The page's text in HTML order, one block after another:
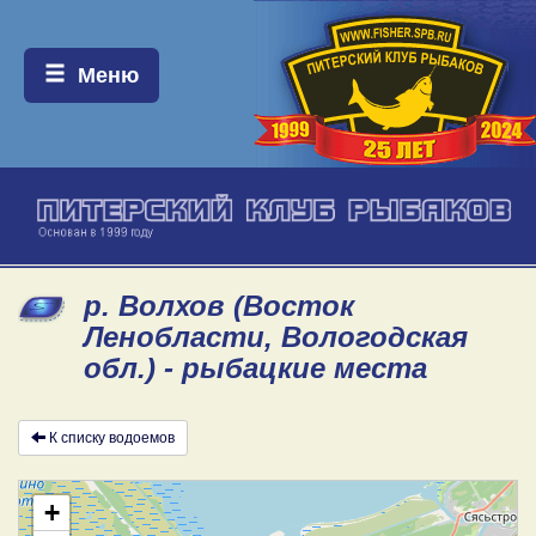
Меню:
Меню
р. Волхов (Восток
Ленобласти, Вологодская
обл.) - рыбацкие места
К списку водоемов
+